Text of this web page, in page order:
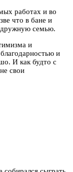
работах и во
что в бане и
семью.
и
и
И как будто с
свои